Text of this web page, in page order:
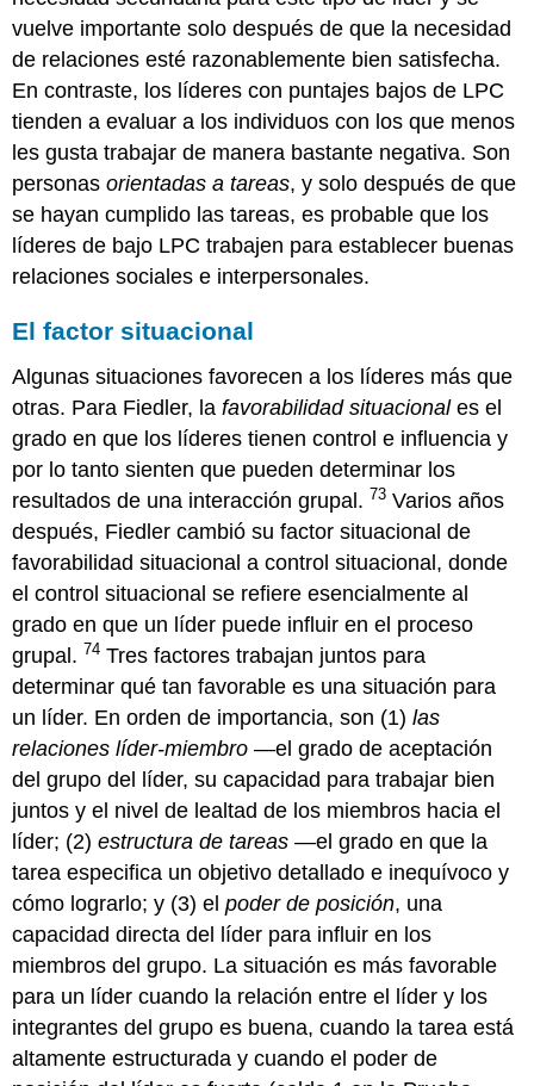
vuelve importante solo después de que la necesidad
de relaciones esté razonablemente bien satisfecha.
En contraste, los líderes con puntajes bajos de LPC
tienden a evaluar a los individuos con los que menos
les gusta trabajar de manera bastante negativa. Son
personasorientadas a tareas, y solo después de que
se hayan cumplido las tareas, es probable que los
líderes de bajo LPC trabajen para establecer buenas
relaciones sociales e interpersonales.
El factor situacional
Algunas situaciones favorecen a los líderes más que
otras. Para Fiedler, lafavorabilidad situacionales el
grado en que los líderes tienen control e influencia y
por lo tanto sienten que pueden determinar los
resultados de una interacción grupal. 73 Varios años
después, Fiedler cambió su factor situacional de
favorabilidad situacional a control situacional, donde
el control situacional se refiere esencialmente al
grado en que un líder puede influir en el proceso
grupal. 74 Tres factores trabajan juntos para
determinar qué tan favorable es una situación para
un líder. En orden de importancia, son (1)las
relaciones líder-miembro —el grado de aceptación
del grupo del líder, su capacidad para trabajar bien
juntos y el nivel de lealtad de los miembros hacia el
líder; (2)estructura de tareas —el grado en que la
tarea especifica un objetivo detallado e inequívoco y
cómo lograrlo; y (3) elpoder de posición, una
capacidad directa del líder para influir en los
miembros del grupo. La situación es más favorable
para un líder cuando la relación entre el líder y los
integrantes del grupo es buena, cuando la tarea está
altamente estructurada y cuando el poder de